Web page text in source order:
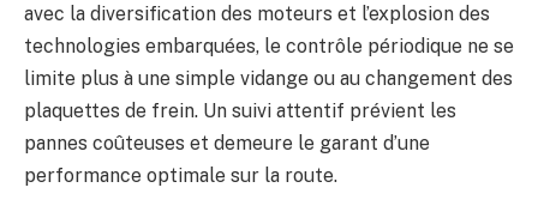
avec la diversification des moteurs et l’explosion des
technologies embarquées, le contrôle périodique ne se
limite plus à une simple vidange ou au changement des
plaquettes de frein. Un suivi attentif prévient les
pannes coûteuses et demeure le garant d’une
performance optimale sur la route.